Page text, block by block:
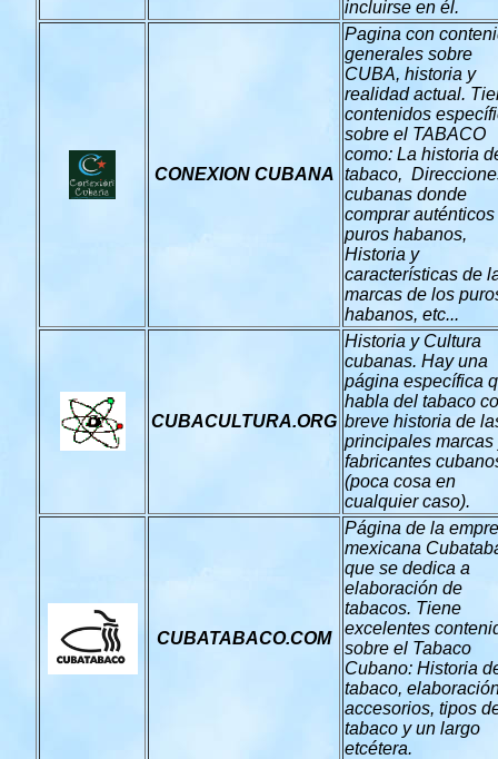
incluirse en él.
CONEXION CUBANA
Pagina con
generales sobre
CUBA, historia y
realidad actual.
contenidos
sobre el TABACO
como: La historia
tabaco,
cubanas donde
comprar auténticos
puros habanos,
Historia y
características de
marcas de los
habanos, etc...
CUBACULTURA.ORG
Historia y Cultura
cubanas. Hay una
página específica
habla del tabaco
breve historia de
principales marcas
fabricantes
(poca cosa en
cualquier caso).
CUBATABACO.COM
Página de la
mexicana
que se dedica a
elaboración de
tabacos. Tiene
excelentes
sobre el Tabaco
Cubano: Historia
tabaco,
accesorios, tipos
tabaco y un largo
etcétera.